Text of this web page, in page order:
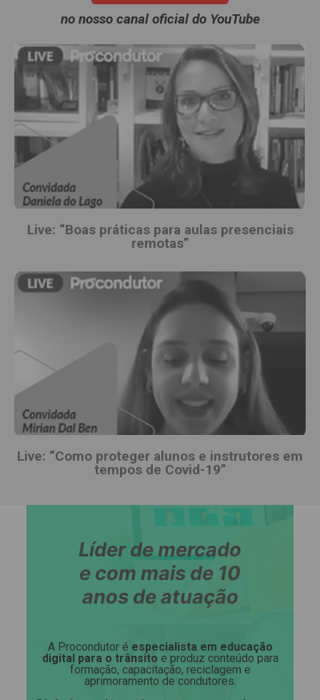
no nosso canal oficial do YouTube
Live: “Boas práticas para aulas presenciais
remotas”
Live: “Como proteger alunos e instrutores em
tempos de Covid-19”
Líder de mercado
e com mais de 10
anos de atuação
A Procondutor é especialista em educação
digital para o trânsito e produz conteúdo para
formação, capacitação, reciclagem e
aprimoramento de condutores.